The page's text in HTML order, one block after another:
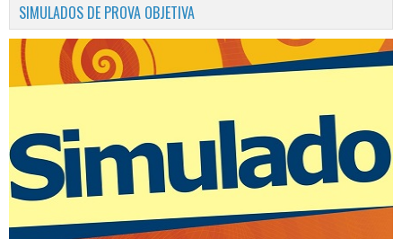
SIMULADOS DE PROVA OBJETIVA